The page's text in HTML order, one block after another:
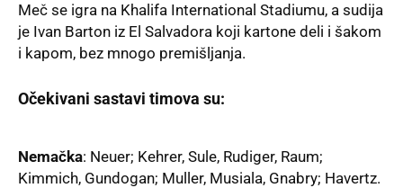
Meč se igra na Khalifa International Stadiumu, a sudija
je Ivan Barton iz El Salvadora koji kartone deli i šakom
i kapom, bez mnogo premišljanja.
Očekivani sastavi timova su:
Nemačka: Neuer; Kehrer, Sule, Rudiger, Raum;
Kimmich, Gundogan; Muller, Musiala, Gnabry; Havertz.